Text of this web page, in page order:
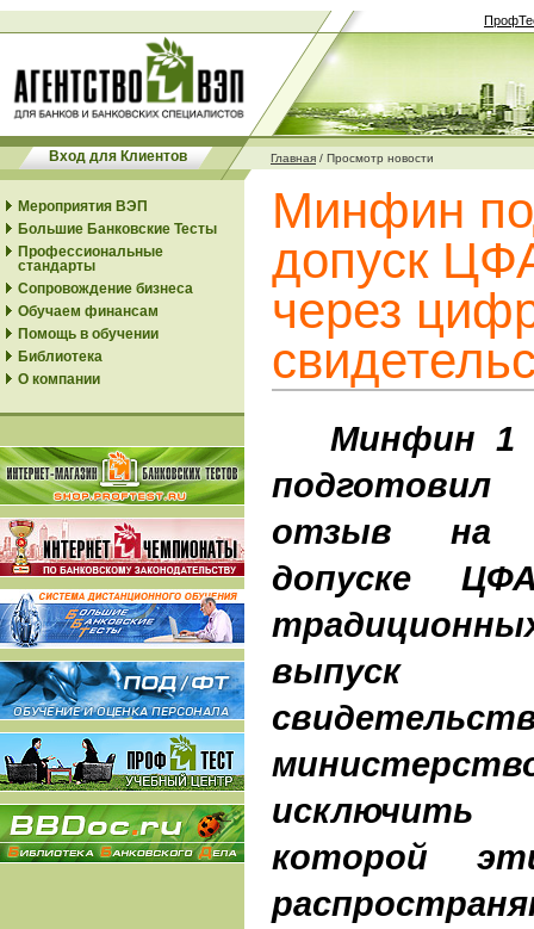
Вход для Клиентов Главная / Просмотр новости
Мероприятия ВЭП
Большие Банковские Тесты
Профессиональные
стандарты
Сопровождение бизнеса
Обучаем финансам
Помощь в обучении
Библиотека
О компании
Минфин
допуск
через
Минфин 1
отзыв на
допуске
исключить
которой